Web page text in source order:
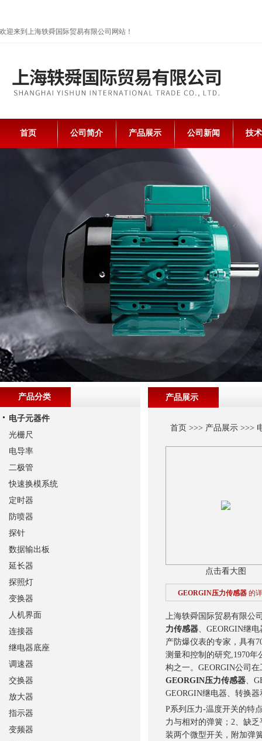
欢迎来到上海轶舜国际贸易有限公司网站！
首页 公司简介 产品展示 公司新闻 技
产品展示
首页 >>> 产品展示>>>
点击看大图
GEORGIN压力传感器 的
上海轶舜国际贸易有限公
力传感器、
产防爆仪表的专家，具有
测量和控制的研究,1970
构之一。GEORGIN公司
GEORGIN压力传感器、
GEORGIN继电器、转换
P系列压力-温度开关的特
力与相对的弹簧；2、缺
装两个微型开关，附加弹
产品分类
电子元器件
光栅尺
电导率
二极管
快速换模系统
定时器
防喷器
探针
数据输出板
延长器
探照灯
变换器
人机界面
连接器
继电器底座
调速器
交换器
放大器
指示器
变频器